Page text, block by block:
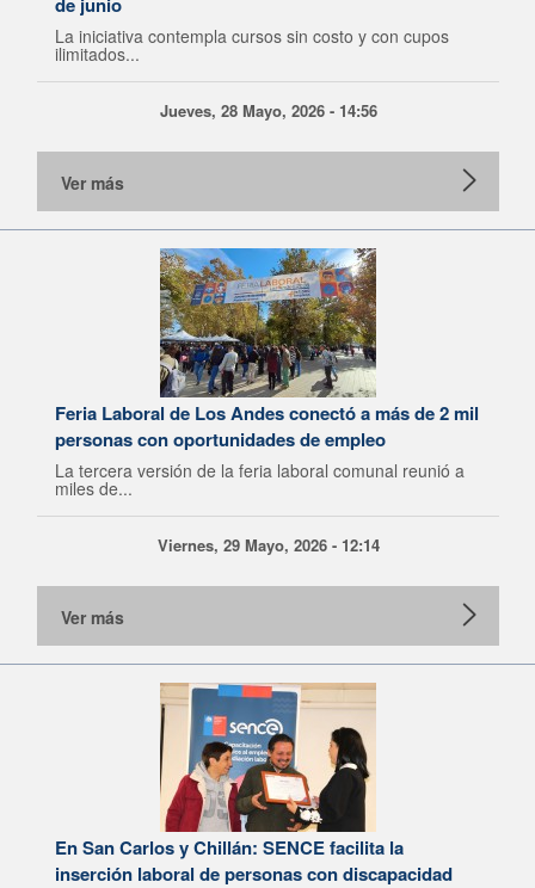
La iniciativa contempla cursos sin costo y con cupos
ilimitados...
Jueves, 28 Mayo, 2026 - 14:56
Ver más
Feria Laboral de Los Andes conectó a más de 2 mil
personas con oportunidades de empleo
La tercera versión de la feria laboral comunal reunió a
miles de...
Viernes, 29 Mayo, 2026 - 12:14
Ver más
En San Carlos y Chillán: SENCE facilita la
inserción laboral de personas con discapacidad